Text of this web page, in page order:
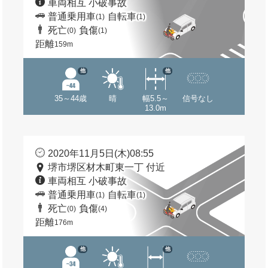
車両相互 小破事故
普通乗用車(1) 自転車(1)
死亡(0) 負傷(1)
距離159m
35～44歳
他
晴
幅5.5～
13.0m
他
信号なし
2020年11月5日(木)08:55
堺市堺区材木町東一丁 付近
車両相互 小破事故
普通乗用車(1) 自転車(1)
死亡(0) 負傷(4)
距離176m
他 他